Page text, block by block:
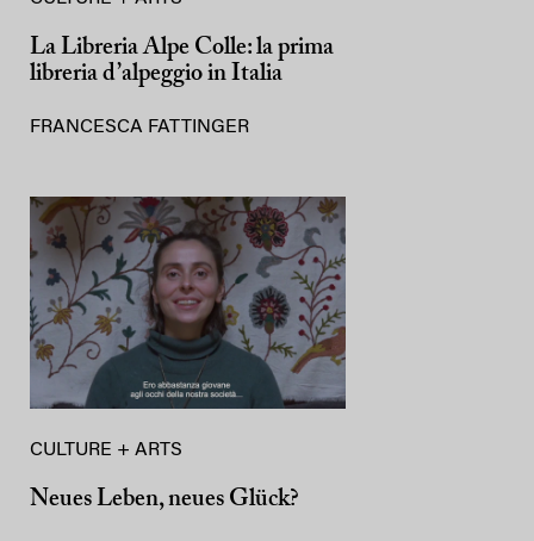
La Libreria Alpe Colle: la prima
libreria d’alpeggio in Italia
FRANCESCA FATTINGER
CULTURE + ARTS
Neues Leben, neues Glück?